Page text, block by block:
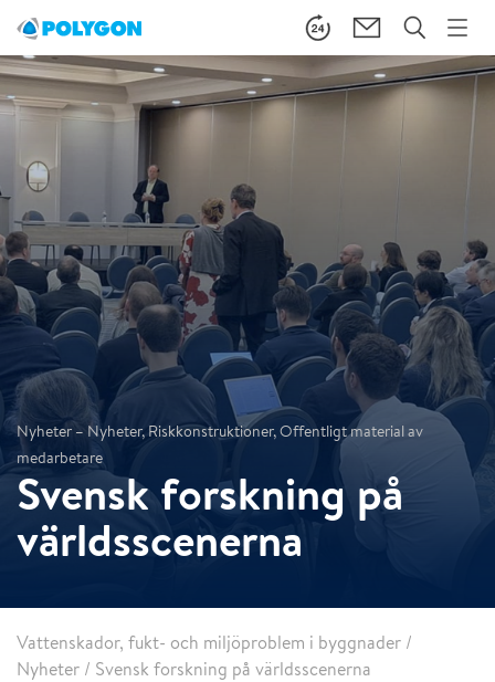
Nyheter – Nyheter, Riskkonstruktioner, Offentligt material av
medarbetare
Svensk forskning på
världsscenerna
Vattenskador, fukt- och miljöproblem i byggnader /
Nyheter / Svensk forskning på världsscenerna